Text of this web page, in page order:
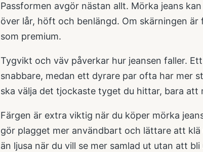
Passformen avgör nästan allt. Mörka jeans
över lår, höft och benlängd. Om skärningen
som premium.
Tygvikt och väv påverkar hur jeansen faller.
snabbare, medan ett dyrare par ofta har mer
ska välja det tjockaste tyget du hittar, bara
Färgen är extra viktig när du köper mörka
gör plagget mer användbart och lättare att
än ljusa när du vill se mer samlad ut utan att